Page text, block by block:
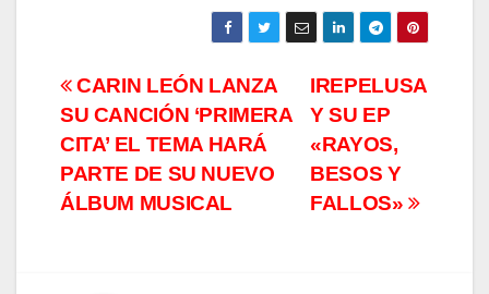
Navegación
de
entradas
IREPELUSA
Y SU EP
«RAYOS,
BESOS Y
FALLOS»
CARIN LEÓN LANZA
SU CANCIÓN ‘PRIMERA
CITA’ EL TEMA HARÁ
PARTE DE SU NUEVO
ÁLBUM MUSICAL